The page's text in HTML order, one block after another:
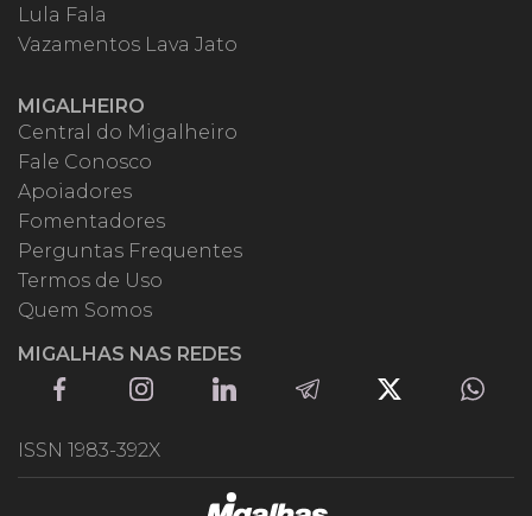
Lula Fala
Vazamentos Lava Jato
MIGALHEIRO
Central do Migalheiro
Fale Conosco
Apoiadores
Fomentadores
Perguntas Frequentes
Termos de Uso
Quem Somos
MIGALHAS NAS REDES
ISSN 1983-392X